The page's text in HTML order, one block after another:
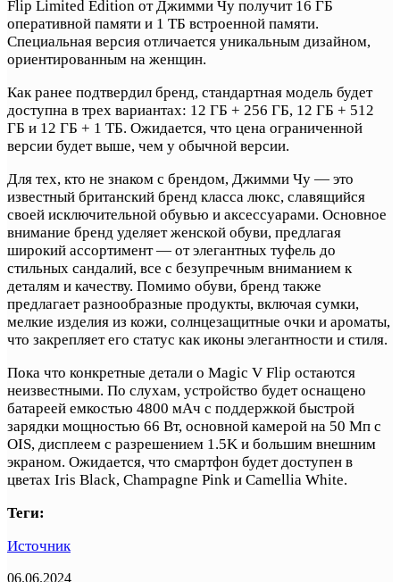
Flip Limited Edition от Джимми Чу получит 16 ГБ
оперативной памяти и 1 ТБ встроенной памяти.
Специальная версия отличается уникальным дизайном,
ориентированным на женщин.
Как ранее подтвердил бренд, стандартная модель будет
доступна в трех вариантах: 12 ГБ + 256 ГБ, 12 ГБ + 512
ГБ и 12 ГБ + 1 ТБ. Ожидается, что цена ограниченной
версии будет выше, чем у обычной версии.
Для тех, кто не знаком с брендом, Джимми Чу — это
известный британский бренд класса люкс, славящийся
своей исключительной обувью и аксессуарами. Основное
внимание бренд уделяет женской обуви, предлагая
широкий ассортимент — от элегантных туфель до
стильных сандалий, все с безупречным вниманием к
деталям и качеству. Помимо обуви, бренд также
предлагает разнообразные продукты, включая сумки,
мелкие изделия из кожи, солнцезащитные очки и ароматы,
что закрепляет его статус как иконы элегантности и стиля.
Пока что конкретные детали о Magic V Flip остаются
неизвестными. По слухам, устройство будет оснащено
батареей емкостью 4800 мАч с поддержкой быстрой
зарядки мощностью 66 Вт, основной камерой на 50 Мп с
OIS, дисплеем с разрешением 1.5K и большим внешним
экраном. Ожидается, что смартфон будет доступен в
цветах Iris Black, Champagne Pink и Camellia White.
Теги:
Источник
06.06.2024